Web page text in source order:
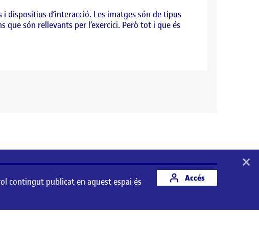
dispositius d’interacció. Les imatges són de tipus
són rellevants per l’exercici. Però tot i que és
contingut publicat en aquest espai és
Accés
×